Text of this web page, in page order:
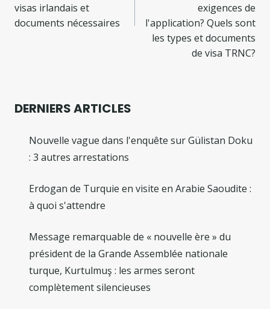
visas irlandais et
documents nécessaires
exigences de
l'application? Quels sont
les types et documents
de visa TRNC?
DERNIERS ARTICLES
Nouvelle vague dans l'enquête sur Gülistan Doku
: 3 autres arrestations
Erdogan de Turquie en visite en Arabie Saoudite :
à quoi s'attendre
Message remarquable de « nouvelle ère » du
président de la Grande Assemblée nationale
turque, Kurtulmuş : les armes seront
complètement silencieuses